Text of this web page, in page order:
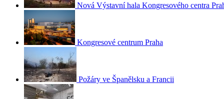
Nová Výstavní hala Kongresového centra
Kongresové centrum Praha
Požáry ve Španělsku a Francii